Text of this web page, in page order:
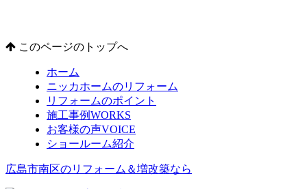
このページのトップへ
ホーム
ニッカホームのリフォーム
リフォームのポイント
施工事例WORKS
お客様の声VOICE
ショールーム紹介
広島市南区のリフォーム＆増改築なら